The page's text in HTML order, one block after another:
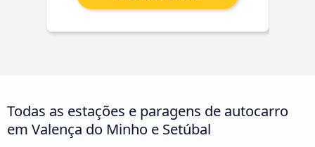
Todas as estações e paragens de autocarro
em Valença do Minho e Setúbal